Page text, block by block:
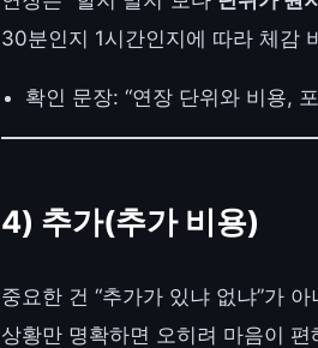
30분인지 1시간인지에 따라 체감
확인 문장: “연장 단위와 비용,
4) 추가(추가 비용)
중요한 건 “추가가 있냐 없냐”가 아
상황만 명확하면 오히려 마음이 편